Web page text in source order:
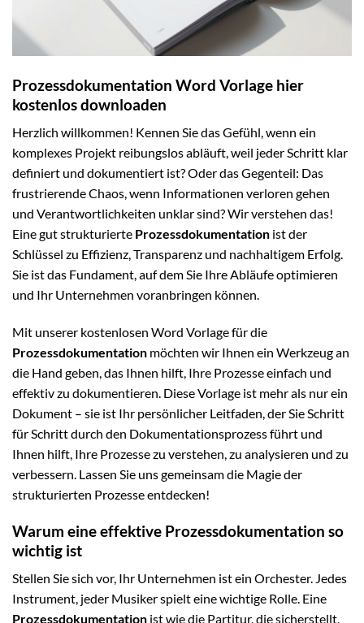
Prozessdokumentation Word Vorlage hier
kostenlos downloaden
Herzlich willkommen! Kennen Sie das Gefühl, wenn ein
komplexes Projekt reibungslos abläuft, weil jeder Schritt klar
definiert und dokumentiert ist? Oder das Gegenteil: Das
frustrierende Chaos, wenn Informationen verloren gehen
und Verantwortlichkeiten unklar sind? Wir verstehen das!
Eine gut strukturierte Prozessdokumentation ist der
Schlüssel zu Effizienz, Transparenz und nachhaltigem Erfolg.
Sie ist das Fundament, auf dem Sie Ihre Abläufe optimieren
und Ihr Unternehmen voranbringen können.
Mit unserer kostenlosen Word Vorlage für die
Prozessdokumentation möchten wir Ihnen ein Werkzeug an
die Hand geben, das Ihnen hilft, Ihre Prozesse einfach und
effektiv zu dokumentieren. Diese Vorlage ist mehr als nur ein
Dokument – sie ist Ihr persönlicher Leitfaden, der Sie Schritt
für Schritt durch den Dokumentationsprozess führt und
Ihnen hilft, Ihre Prozesse zu verstehen, zu analysieren und zu
verbessern. Lassen Sie uns gemeinsam die Magie der
strukturierten Prozesse entdecken!
Warum eine effektive Prozessdokumentation so
wichtig ist
Stellen Sie sich vor, Ihr Unternehmen ist ein Orchester. Jedes
Instrument, jeder Musiker spielt eine wichtige Rolle. Eine
Prozessdokumentation ist wie die Partitur, die sicherstellt,